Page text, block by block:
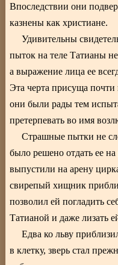
Впоследствии они
казнены как христиане.
Удивительны
пыток на теле Татианы
а выражение лица ее
Эта черта присуща
они были рады тем
претерпевать во имя
Страшные пытки не
было решено отдать ее на
выпустили на арену
свирепый хищник
позволил ей погладить
Татианой и даже лизать
Едва ко льву
в клетку, зверь стал